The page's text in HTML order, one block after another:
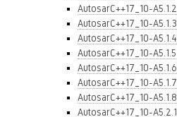
AutosarC++17_10-A5.1.2
AutosarC++17_10-A5.1.3
AutosarC++17_10-A5.1.4
AutosarC++17_10-A5.1.5
AutosarC++17_10-A5.1.6
AutosarC++17_10-A5.1.7
AutosarC++17_10-A5.1.8
AutosarC++17_10-A5.2.1